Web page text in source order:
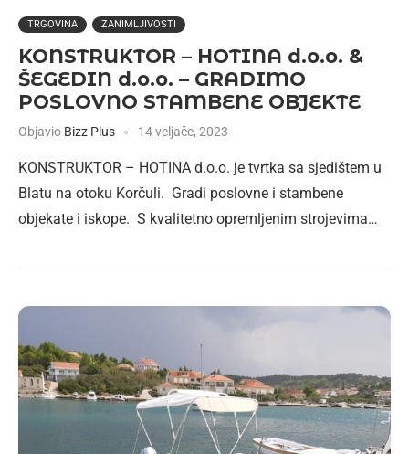
TRGOVINA ZANIMLJIVOSTI
KONSTRUKTOR – HOTINA d.o.o. &
ŠEGEDIN d.o.o. – GRADIMO
POSLOVNO STAMBENE OBJEKTE
Objavio Bizz Plus 14 veljače, 2023
KONSTRUKTOR – HOTINA d.o.o. je tvrtka sa sjedištem u
Blatu na otoku Korčuli. Gradi poslovne i stambene
objekate i iskope. S kvalitetno opremljenim strojevima…